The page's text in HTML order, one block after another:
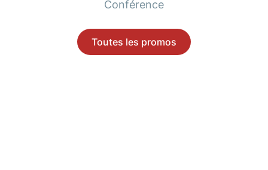
Conférence
Toutes les promos